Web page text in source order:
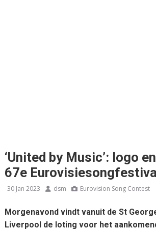
‘United by Music’: logo
67e
30 Jan 2023 dsm Eurovision Song Contest
Morgenavond vindt vanuit de St
Liverpool de loting voor het